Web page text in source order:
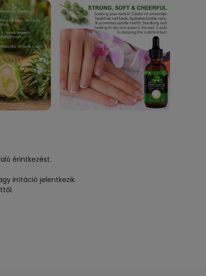
érintkezést.
irritáció jelentkezik.